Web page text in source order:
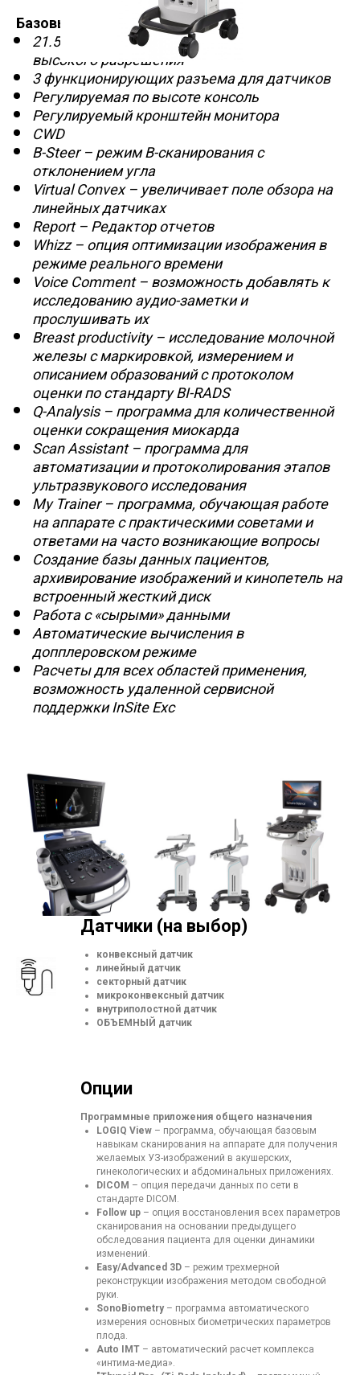
Базовый комплект:
21.5" жидкокристаллический монитор
высокого разрешения
3 функционирующих разъема для датчиков
Регулируемая по высоте консоль
Регулируемый кронштейн монитора
CWD
B-Steer – режим B-сканирования с
отклонением угла
Virtual Convex – увеличивает поле обзора на
линейных датчиках
Report – Редактор отчетов
Whizz – опция оптимизации изображения в
режиме реального времени
Voice Comment – возможность добавлять к
исследованию аудио-заметки и
прослушивать их
Breast productivity – исследование молочной
железы с маркировкой, измерением и
описанием образований с протоколом
оценки по стандарту BI-RADS
Q-Analysis – программа для количественной
оценки сокращения миокарда
Scan Assistant – программа для
автоматизации и протоколирования этапов
ультразвукового исследования
My Trainer – программа, обучающая работе
на аппарате с практическими советами и
ответами на часто возникающие вопросы
Создание базы данных пациентов,
архивирование изображений и кинопетель на
встроенный жесткий диск
Работа с «сырыми» данными
Автоматические вычисления в
допплеровском режиме
Расчеты для всех областей применения,
возможность удаленной сервисной
поддержки InSite Exc
Датчики (на выбор)
конвексный датчик
линейный датчик
секторный датчик
микроконвексный датчик
внутриполостной датчик
ОБЪЕМНЫЙ датчик
Опции
Программные приложения общего назначения
LOGIQ View – программа, обучающая базовым
навыкам сканирования на аппарате для получения
желаемых УЗ-изображений в акушерских,
гинекологических и абдоминальных приложениях.
DICOM – опция передачи данных по сети в
стандарте DICOM.
Follow up – опция восстановления всех параметров
сканирования на основании предыдущего
обследования пациента для оценки динамики
изменений.
Easy/Advanced 3D – режим трехмерной
реконструкции изображения методом свободной
руки.
SonoBiometry – программа автоматического
измерения основных биометрических параметров
плода.
Auto IMT – автоматический расчет комплекса
«интима-медиа».